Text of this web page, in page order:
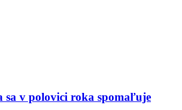
sa v polovici roka spomaľuje